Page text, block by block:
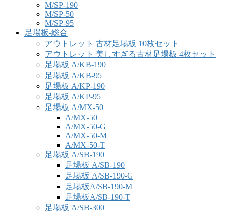
M/SP-190
M/SP-50
M/SP-95
足場板-総合
アウトレット 古材足場板 10枚セット
アウトレット 美しすぎる古材足場板 4枚セット
足場板 A/KB-190
足場板 A/KB-95
足場板 A/KP-190
足場板 A/KP-95
足場板 A/MX-50
A/MX-50
A/MX-50-G
A/MX-50-M
A/MX-50-T
足場板 A/SB-190
足場板 A/SB-190
足場板 A/SB-190-G
足場板A/SB-190-M
足場板A/SB-190-T
足場板 A/SB-300